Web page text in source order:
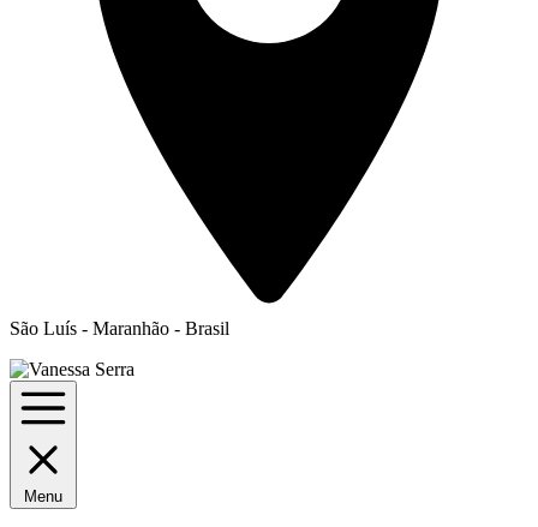
São Luís - Maranhão - Brasil
Menu